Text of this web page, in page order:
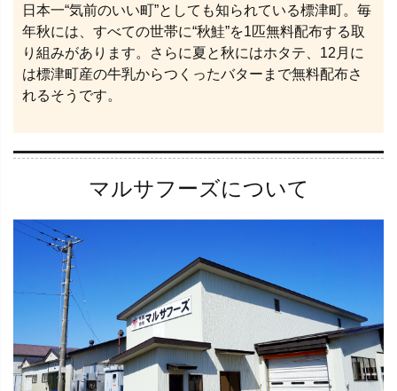
日本一“気前のいい町”としても知られている標津町。毎
年秋には、すべての世帯に“秋鮭”を1匹無料配布する取
り組みがあります。さらに夏と秋にはホタテ、12月に
は標津町産の牛乳からつくったバターまで無料配布さ
れるそうです。
マルサフーズについて